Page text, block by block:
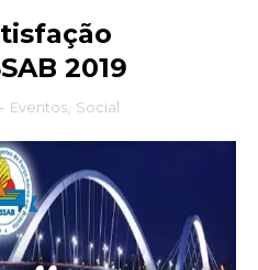
2019
- Eventos Social